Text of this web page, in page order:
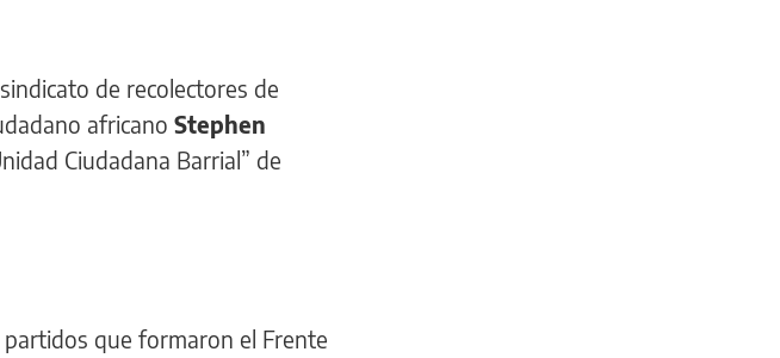
de recolectores de
africano Stephen
Ciudadana Barrial” de
que formaron el Frente